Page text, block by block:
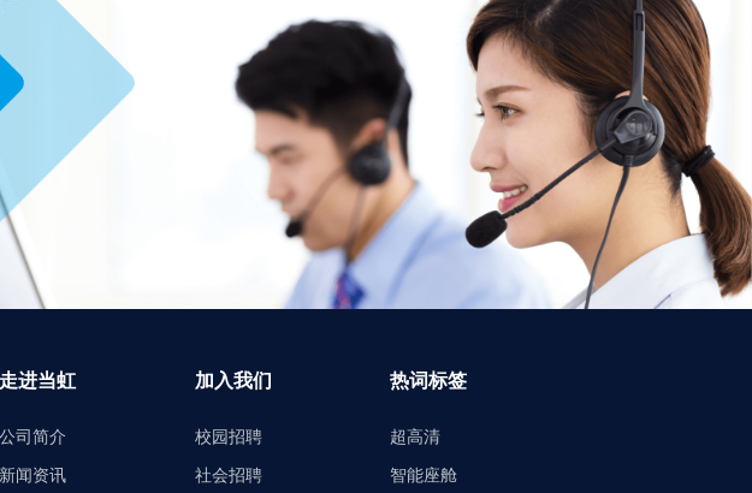
走进当虹
公司简介
新闻资讯
加入我们
校园招聘
社会招聘
热词标签
超高清
智能座舱